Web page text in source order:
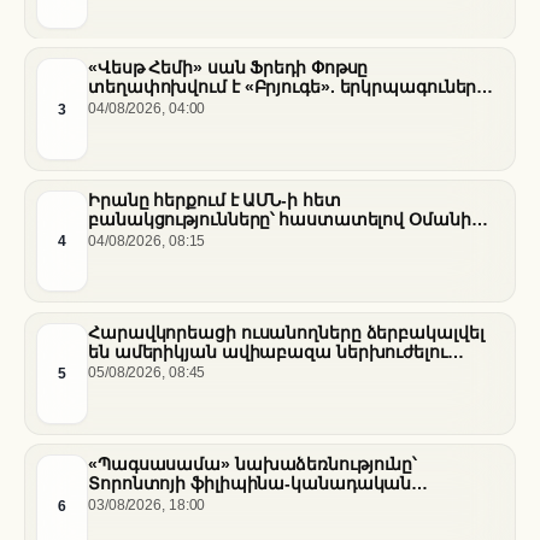
3
«Վեսթ Հեմի» սան Ֆրեդի Փոթսը
տեղափոխվում է «Բրյուգե». երկրպագուների
դժգոհությունը և ակումբի ռազմավարությունը
04/08/2026, 04:00
4
Իրանը հերքում է ԱՄՆ-ի հետ
բանակցությունները՝ հաստատելով Օմանի
միջնորդությամբ քննարկումները Հորմուզի
04/08/2026, 08:15
5
Հարավկորեացի ուսանողները ձերբակալվել
են ամերիկյան ավիաբազա ներխուժելու
համար
05/08/2026, 08:45
6
«Պագսասամա» նախաձեռնությունը՝
Տորոնտոյի ֆիլիպինա-կանադական
արվեստագետների համար
03/08/2026, 18:00